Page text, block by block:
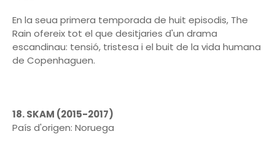
En la seua primera temporada de huit episodis, The
Rain ofereix tot el que desitjaries d'un drama
escandinau: tensió, tristesa i el buit de la vida humana
de Copenhaguen.
18. SKAM (2015-2017)
País d'origen: Noruega